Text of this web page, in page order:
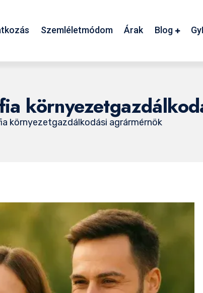
Szemléletmódom Árak Blog
környezetgazdálkodási agrármérnök